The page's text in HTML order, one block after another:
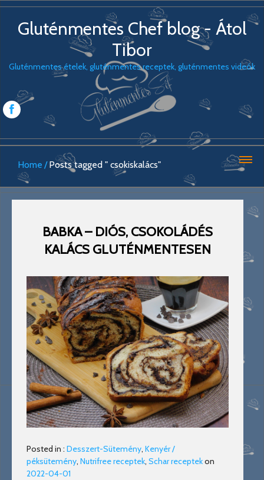
Gluténmentes Chef blog - Átol
Tibor
Gluténmentes ételek, gluténmentes receptek, gluténmentes videók
Home Posts tagged " csokiskalács"
BABKA – DIÓS, CSOKOLÁDÉS
KALÁCS GLUTÉNMENTESEN
Posted in : Desszert-Sütemény, Kenyér /
péksütemény, Nutrifree receptek, Schar receptekon
2022-04-01